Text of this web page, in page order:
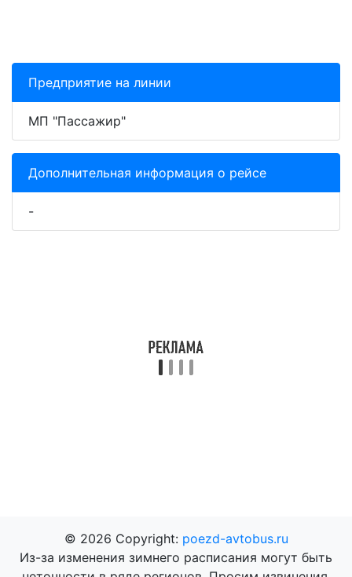
Предприятие на линии
МП "Пассажир"
Дополнительная информация о рейсе
-
© 2026 Copyright: poezd-avtobus.ru
Из-за изменения зимнего расписания могут быть